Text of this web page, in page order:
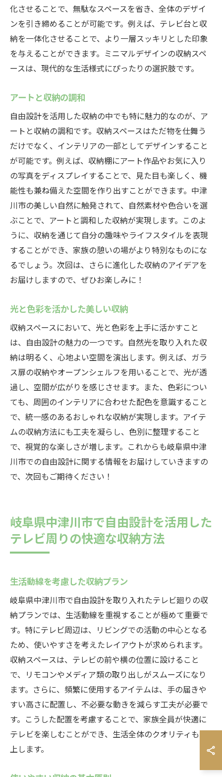
化させることで、無駄なスペースを省き、全体のデザイ
ンを引き締めることが可能です。例えば、テレビ台と収
納を一体化させることで、より一層スッキリとした印象
を与えることができます。ミニマルデザインの収納スペ
ースは、現代的な生活様式にぴったりの選択肢です。
アートと収納の調和
自由設計を活用した収納の中でも特に魅力的なのが、ア
ートと収納の調和です。収納スペースはただ物を仕舞う
だけでなく、インテリアの一部としてデザインすること
が可能です。例えば、収納棚にアート作品やお気に入り
の写真をディスプレイすることで、見た目も楽しく、機
能性も兼ね備えた空間を作り出すことができます。中津
川市の美しい自然に触発されて、自然素材や色合いを選
ぶことで、アートと調和した収納が実現します。このよ
うに、収納を通じて自分の趣味やライフスタイルを表現
することができ、家族の憩いの場がより特別なものにな
るでしょう。次回は、さらに進化した収納のアイデアを
お届けしますので、ぜひお楽しみに！
光と色彩を活かした美しい収納
収納スペースにおいて、光と色彩を上手に活かすこと
は、自由設計の魅力の一つです。自然光を取り入れた収
納は明るく、心地よい空間を演出します。例えば、ガラ
ス扉の収納やオープンシェルフを用いることで、光が透
過し、空間が広がりを感じさせます。また、色彩につい
ても、周囲のインテリアに合わせた配色を意識すること
で、統一感のあるおしゃれな収納が実現します。アイテ
ムの収納方法にも工夫を凝らし、色別に整理すること
で、視覚的な楽しさが増します。これからも岐阜県中津
川市での自由設計に関する情報をお届けしていきますの
で、次回もご期待ください！
岐阜県中津川市で自由設計を活用した
テレビ周りの快適な収納方法
生活動線を考慮した収納プラン
岐阜県中津川市で自由設計を取り入れたテレビ廻りの収
納プランでは、生活動線を重視することが極めて重要で
す。特にテレビ周辺は、リビングでの活動の中心となる
ため、使いやすさを考えたレイアウトが求められます。
収納スペースは、テレビの前や横の位置に設けること
で、リモコンやメディア類の取り出しがスムーズになり
ます。さらに、頻繁に使用するアイテムは、手の届きや
すい高さに配置し、不必要な動きを減らす工夫が必要で
す。こうした配置を考慮することで、家族全員が快適に
テレビを楽しむことができ、生活全体のクオリティも向
上します。